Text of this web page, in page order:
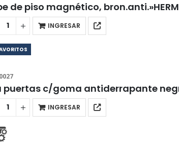
de piso magnético,
INGRESAR
puertas c/goma antiderrapante
INGRESAR